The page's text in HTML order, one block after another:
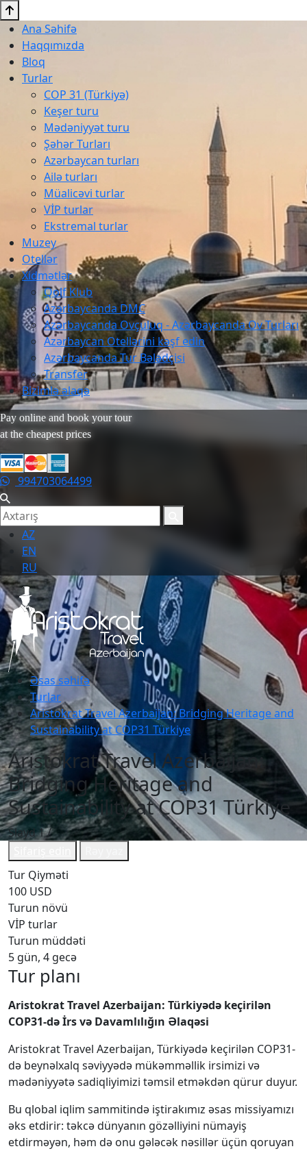
Ana Səhifə
Haqqımızda
Bloq
Turlar
COP 31 (Türkiyə)
Keşer turu
Mədəniyyət turu
Şəhər Turları
Azərbaycan turları
Ailə turları
Müalicəvi turlar
VİP turlar
Ekstremal turlar
Muzey
Otellər
Xidmətlər
Qolf Klub
Azərbaycanda DMC
Azərbaycanda Ovçuluq - Azərbaycanda Ov Turları
Azərbaycan Otellərini kəşf edin
Azərbaycanda Tur Bələdçisi
Transfer
Bizimlə əlaqə
Pay online and book your tour
at the cheapest prices
994703064499
AZ
EN
RU
Əsas səhifə
Turlar
Aristokrat Travel Azerbaijan: Bridging Heritage and
Sustainability at COP31 Türkiye
Aristokrat Travel Azerbaijan:
Bridging Heritage and
Sustainability at COP31 Türkiye
Slayd1/
Tur Qiyməti
100 USD
Turun növü
VİP turlar
Turun müddəti
5 gün, 4 gecə
Tur planı
Aristokrat Travel Azerbaijan: Türkiyədə keçirilən
COP31-də İrs və Davamlılığın Əlaqəsi
Aristokrat Travel Azerbaijan, Türkiyədə keçirilən COP31-
də beynəlxalq səviyyədə mükəmməllik irsimizi və
mədəniyyətə sadiqliyimizi təmsil etməkdən qürur duyur.
Bu qlobal iqlim sammitində iştirakımız əsas missiyamızı
əks etdirir: təkcə dünyanın gözəlliyini nümayiş
etdirməyən, həm də onu gələcək nəsillər üçün qoruyan